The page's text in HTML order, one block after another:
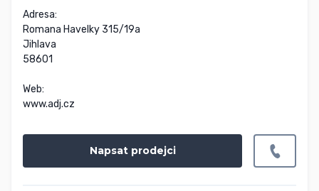
Adresa:
Romana Havelky 315/19a
Jihlava
58601
Web:
www.adj.cz
Napsat prodejci